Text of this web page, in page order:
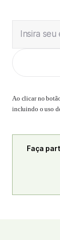
Insira seu
Ao clicar no
incluindo o uso
Faça